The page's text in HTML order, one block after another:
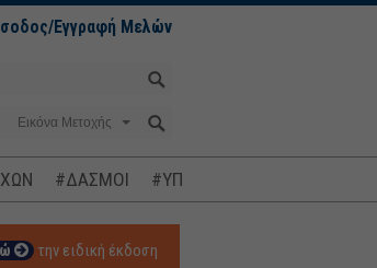
Εγγραφή Μελών
#ΔΑΣΜΟΙ #ΥΠΟΚΛΟΠΕΣ
την ειδική έκδοση